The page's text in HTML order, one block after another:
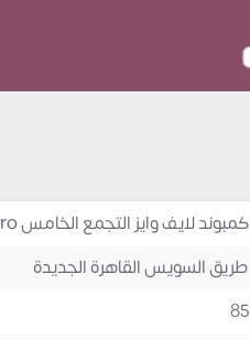
كمبوند لايف وايز التجمع الخامس Compound Life Wise New Cairo
طريق السويس القاهرة الجديدة
85